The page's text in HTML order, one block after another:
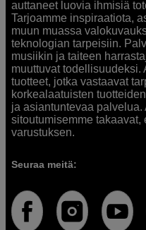
auttaneet luovia ihmisiä
Tarjoamme inspiraatiota,
muun muassa
teknologian tarpeisiin.
musiikin ja taiteen
muuttuvat todellisuudeksi.
tuotteet, jotka vastaavat
korkealaatuisten
ja asiantuntevaa
sitoutumisemme
varustuksen.
Seuraa meitä: